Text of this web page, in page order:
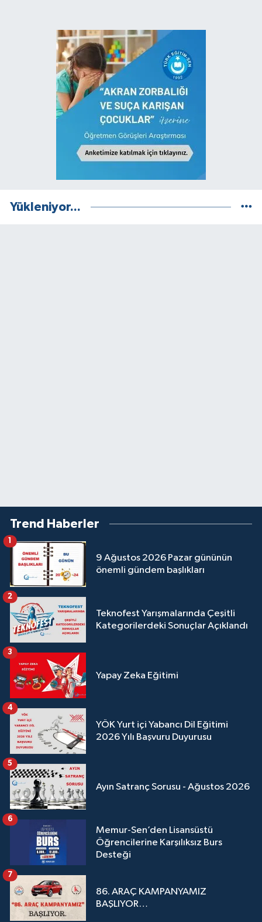
Yükleniyor...
Trend Haberler
9 Ağustos 2026 Pazar gününün
önemli gündem başlıkları
Teknofest Yarışmalarında Çeşitli
Kategorilerdeki Sonuçlar Açıklandı
2
Yapay Zeka Eğitimi
3
YÖK Yurt içi Yabancı Dil Eğitimi
2026 Yılı Başvuru Duyurusu
4
Ayın Satranç Sorusu - Ağustos 2026
5
Memur-Sen’den Lisansüstü
Öğrencilerine Karşılıksız Burs
Desteği
6
86. ARAÇ KAMPANYAMIZ
BAŞLIYOR…
7